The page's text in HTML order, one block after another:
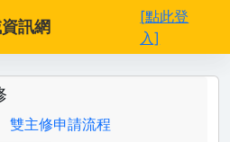
訊網
[點此登
入]
雙主修申請流程